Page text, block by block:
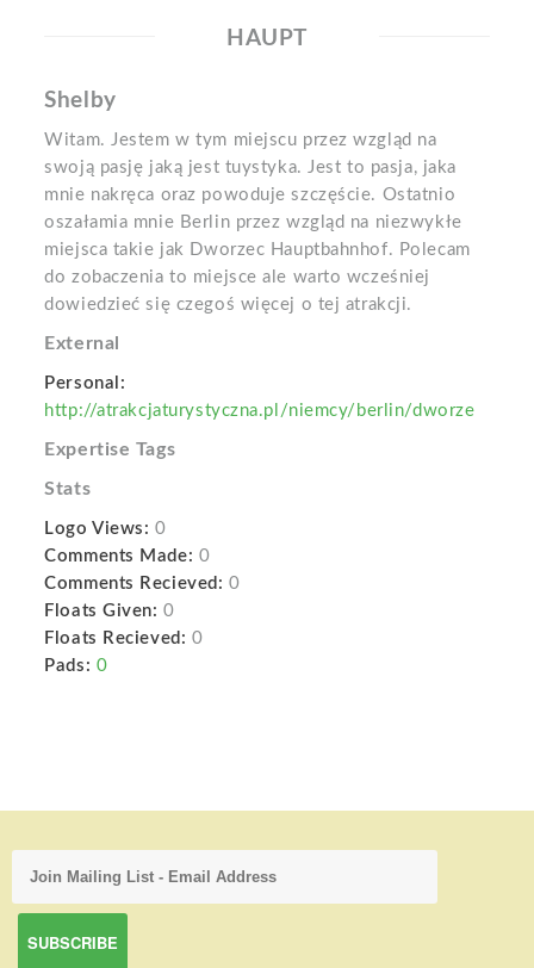
HAUPT
Shelby
Witam. Jestem w tym miejscu przez wzgląd na
swoją pasję jaką jest tuystyka. Jest to pasja, jaka
mnie nakręca oraz powoduje szczęście. Ostatnio
oszałamia mnie Berlin przez wzgląd na niezwykłe
miejsca takie jak Dworzec Hauptbahnhof. Polecam
do zobaczenia to miejsce ale warto wcześniej
dowiedzieć się czegoś więcej o tej atrakcji.
External
Personal:
http://atrakcjaturystyczna.pl/niemcy/berlin/dworze
Expertise Tags
Stats
Logo Views: 0
Comments Made: 0
Comments Recieved: 0
Floats Given: 0
Floats Recieved: 0
Pads: 0